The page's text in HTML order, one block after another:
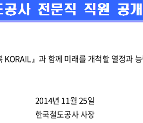
』과 함께 미래를 개척할 열정과
2014년 11월 25일
한국철도공사 사장